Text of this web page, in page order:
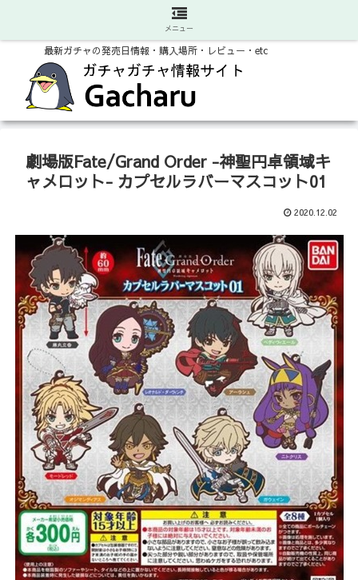
最新ガチャの発売日情報・購入場所・レビュー・etc
劇場版Fate/Grand Order -神聖円卓領域キ
ャメロット- カプセルラバーマスコット01
2020.12.02
メニュー